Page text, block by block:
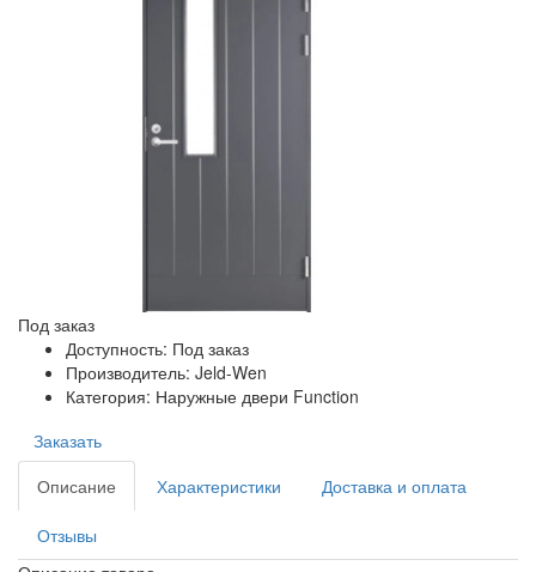
Под заказ
Доступность: Под заказ
Производитель: Jeld-Wen
Категория: Наружные двери Function
Заказать
Описание
Характеристики Доставка и оплата
Отзывы